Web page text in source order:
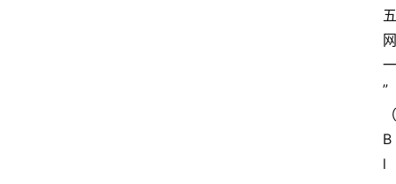
五
网
一
”
（
B
l